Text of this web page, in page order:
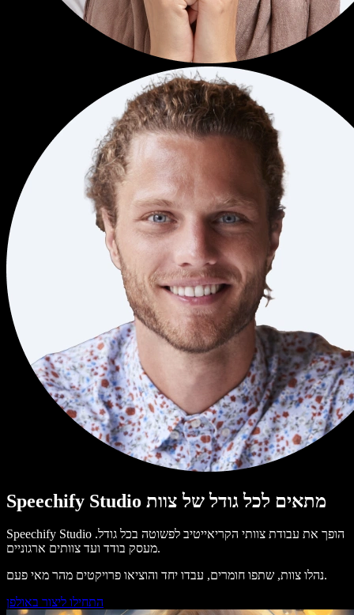
Speechify Studio מתאים לכל גודל של צוות
Speechify Studio הופך את עבודת צוותי הקריאייטיב לפשוטה בכל גודל.
מעסק בודד ועד צוותים ארגוניים.
נהלו צוות, שתפו חומרים, עבדו יחד והוציאו פרויקטים מהר מאי פעם.
התחילו ליצור באולפן